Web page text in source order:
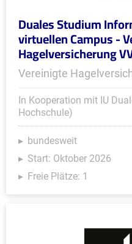
Duales Studium
virtuellen Campus -
Hagelversicherung
Vereinigte
In Kooperation mit IU
Hochschule)
bundesweit
Start: Oktober 2026
Freie Plätze: 1